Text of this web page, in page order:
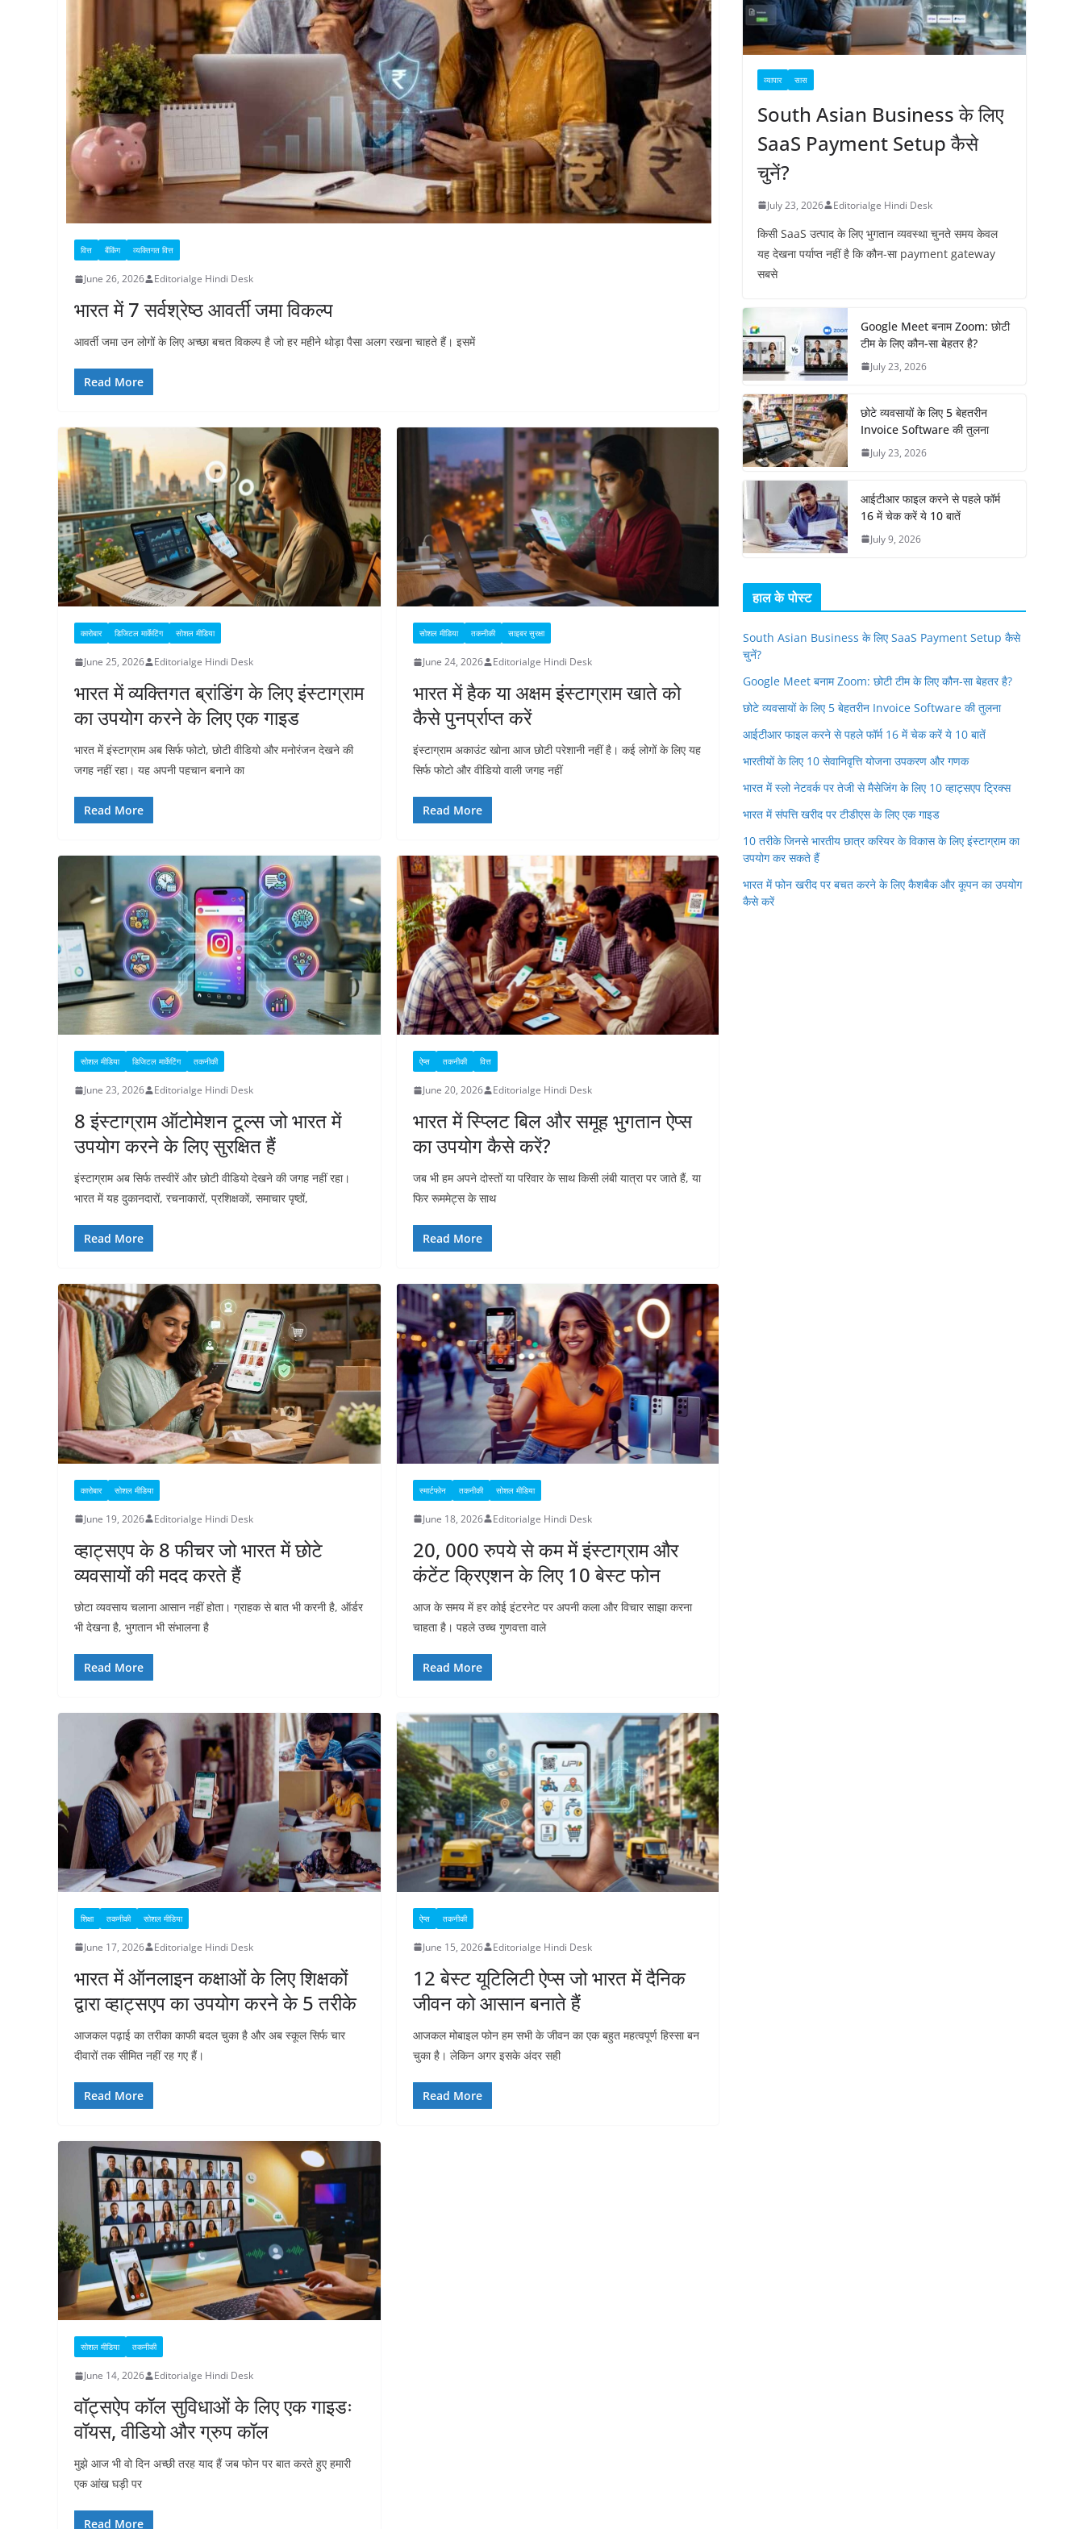
वित्त बैंकिंग व्यक्तिगत वित्त
June 26, 2026 Editorialge Hindi Desk
भारत में 7 सर्वश्रेष्ठ आवर्ती जमा विकल्प
आवर्ती जमा उन लोगों के लिए अच्छा बचत विकल्प है जो हर महीने थोड़ा पैसा अलग रखना चाहते हैं। इसमें
Read More
कारोबार डिजिटल मार्केटिंग सोशल मीडिया
June 25, 2026 Editorialge Hindi Desk
भारत में व्यक्तिगत ब्रांडिंग के लिए इंस्टाग्राम
का उपयोग करने के लिए एक गाइड
भारत में इंस्टाग्राम अब सिर्फ फोटो, छोटी वीडियो और मनोरंजन देखने की
जगह नहीं रहा। यह अपनी पहचान बनाने का
Read More
सोशल मीडिया तकनीकी साइबर सुरक्षा
June 24, 2026 Editorialge Hindi Desk
भारत में हैक या अक्षम इंस्टाग्राम खाते को
कैसे पुनर्प्राप्त करें
इंस्टाग्राम अकाउंट खोना आज छोटी परेशानी नहीं है। कई लोगों के लिए यह
सिर्फ फोटो और वीडियो वाली जगह नहीं
Read More
सोशल मीडिया डिजिटल मार्केटिंग तकनीकी
June 23, 2026 Editorialge Hindi Desk
8 इंस्टाग्राम ऑटोमेशन टूल्स जो भारत में
उपयोग करने के लिए सुरक्षित हैं
इंस्टाग्राम अब सिर्फ तस्वीरें और छोटी वीडियो देखने की जगह नहीं रहा।
भारत में यह दुकानदारों, रचनाकारों, प्रशिक्षकों, समाचार पृष्ठों,
Read More
ऐप्स तकनीकी वित्त
June 20, 2026 Editorialge Hindi Desk
भारत में स्प्लिट बिल और समूह भुगतान ऐप्स
का उपयोग कैसे करें?
जब भी हम अपने दोस्तों या परिवार के साथ किसी लंबी यात्रा पर जाते हैं, या
फिर रूममेट्स के साथ
Read More
कारोबार सोशल मीडिया
June 19, 2026 Editorialge Hindi Desk
व्हाट्सएप के 8 फीचर जो भारत में छोटे
व्यवसायों की मदद करते हैं
छोटा व्यवसाय चलाना आसान नहीं होता। ग्राहक से बात भी करनी है, ऑर्डर
भी देखना है, भुगतान भी संभालना है
Read More
स्मार्टफोन तकनीकी सोशल मीडिया
June 18, 2026 Editorialge Hindi Desk
20, 000 रुपये से कम में इंस्टाग्राम और
कंटेंट क्रिएशन के लिए 10 बेस्ट फोन
आज के समय में हर कोई इंटरनेट पर अपनी कला और विचार साझा करना
चाहता है। पहले उच्च गुणवत्ता वाले
Read More
शिक्षा तकनीकी सोशल मीडिया
June 17, 2026 Editorialge Hindi Desk
भारत में ऑनलाइन कक्षाओं के लिए शिक्षकों
द्वारा व्हाट्सएप का उपयोग करने के 5 तरीके
आजकल पढ़ाई का तरीका काफी बदल चुका है और अब स्कूल सिर्फ चार
दीवारों तक सीमित नहीं रह गए हैं।
Read More
ऐप्स तकनीकी
June 15, 2026 Editorialge Hindi Desk
12 बेस्ट यूटिलिटी ऐप्स जो भारत में दैनिक
जीवन को आसान बनाते हैं
आजकल मोबाइल फोन हम सभी के जीवन का एक बहुत महत्वपूर्ण हिस्सा बन
चुका है। लेकिन अगर इसके अंदर सही
Read More
सोशल मीडिया तकनीकी
June 14, 2026 Editorialge Hindi Desk
वॉट्सऐप कॉल सुविधाओं के लिए एक गाइडः
वॉयस, वीडियो और ग्रुप कॉल
मुझे आज भी वो दिन अच्छी तरह याद हैं जब फोन पर बात करते हुए हमारी
एक आंख घड़ी पर
Read More
व्यापार सास
South Asian Business के लिए
SaaS Payment Setup कैसे
चुनें?
July 23, 2026 Editorialge Hindi Desk
किसी SaaS उत्पाद के लिए भुगतान व्यवस्था चुनते समय केवल
यह देखना पर्याप्त नहीं है कि कौन-सा payment gateway
सबसे
Google Meet बनाम Zoom: छोटी
टीम के लिए कौन-सा बेहतर है?
July 23, 2026
छोटे व्यवसायों के लिए 5 बेहतरीन
Invoice Software की तुलना
July 23, 2026
आईटीआर फाइल करने से पहले फॉर्म
16 में चेक करें ये 10 बातें
July 9, 2026
हाल के पोस्ट
South Asian Business के लिए SaaS Payment Setup कैसे
चुनें?
Google Meet बनाम Zoom: छोटी टीम के लिए कौन-सा बेहतर है?
छोटे व्यवसायों के लिए 5 बेहतरीन Invoice Software की तुलना
आईटीआर फाइल करने से पहले फॉर्म 16 में चेक करें ये 10 बातें
भारतीयों के लिए 10 सेवानिवृत्ति योजना उपकरण और गणक
भारत में स्लो नेटवर्क पर तेजी से मैसेजिंग के लिए 10 व्हाट्सएप ट्रिक्स
भारत में संपत्ति खरीद पर टीडीएस के लिए एक गाइड
10 तरीके जिनसे भारतीय छात्र करियर के विकास के लिए इंस्टाग्राम का
उपयोग कर सकते हैं
भारत में फोन खरीद पर बचत करने के लिए कैशबैक और कूपन का उपयोग
कैसे करें